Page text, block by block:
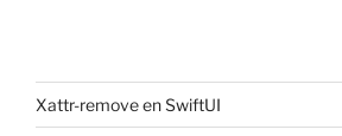
Xattr-remove en SwiftUI